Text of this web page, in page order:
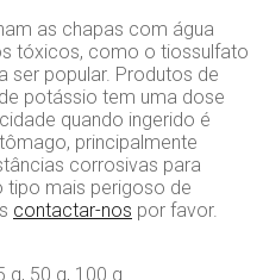
as chapas com água
tóxicos, como o tiossulfato
ser popular. Produtos de
potássio tem uma dose
quando ingerido é
principalmente
corrosivas para
tipo mais perigoso de
contactar-nos por favor.
g, 50 g, 100 g